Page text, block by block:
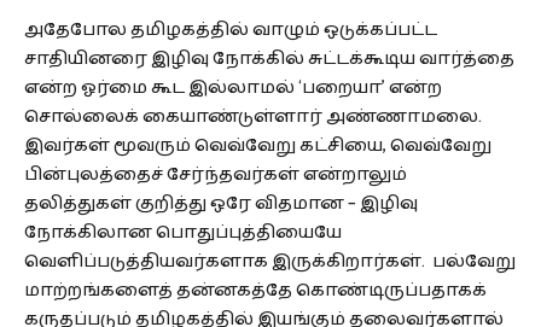
அதேபோல தமிழகத்தில் வாழும் ஒடுக்கப்பட்ட
சாதியினரை இழிவு நோக்கில் சுட்டக்கூடிய வார்த்தை
என்ற ஓர்மை கூட இல்லாமல் ‘பறையா’ என்ற
சொல்லைக் கையாண்டுள்ளார் அண்ணாமலை.
இவர்கள் மூவரும் வெவ்வேறு கட்சியை, வெவ்வேறு
பின்புலத்தைச் சேர்ந்தவர்கள் என்றாலும்
தலித்துகள் குறித்து ஒரே விதமான – இழிவு
நோக்கிலான பொதுப்புத்தியையே
வெளிப்படுத்தியவர்களாக இருக்கிறார்கள். பல்வேறு
மாற்றங்களைத் தன்னகத்தே கொண்டிருப்பதாகக்
கருதப்படும் தமிழகத்தில் இயங்கும் தலைவர்களால்